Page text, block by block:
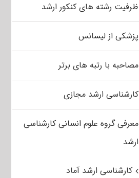
ظرفیت رشته های کنکور ارشد
پزشکی از لیسانس
مصاحبه با رتبه های برتر
کارشناسی ارشد مجازی
معرفی گروه علوم انسانی کارشناسی
ارشد
کارشناسی ارشد آماد